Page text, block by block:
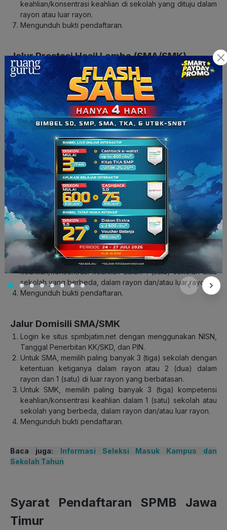
keahlian/konsentrasi keahlian di sekolah yang dituju dalam
rayon atau luar rayon.
Mengunduh bukti pendaftaran.
Jalur Prestasi Hasil Lomba (SMA/SMK)
Login ke situs spmbjatim.net dengan menggunakan NISN,
Tanggal Penerbitan KK/SKD, dan PIN.
Untuk SMA, memilih 1 (satu) sekolah yang dituju dalam
rayon atau luar rayon yang berbatasan.
Untuk SMK, memilih 1 (satu) kompetensi
keahlian/konsentrasi keahlian di sekolah yang dituju dalam
rayon atau luar rayon .
Mengisi data prestasi/penghargaan dan mengunggah
bukti dokumen prestasi/penghargaan.
Mengunduh bukti pendaftaran.
Jalur Nilai Prestasi Akademik (SMA/SMK)
Login ke situs spmbjatim.net dengan menggunakan NISN,
Tanggal Penerbitan KK/SKD, dan PIN.
Untuk SMA, memilih paling banyak 3 (tiga) sekolah dengan
ketentuan ketiganya dalam rayon atau 2 (dua) dalam
rayon dan 1 (satu) di luar rayon yang berbatasan.
Untuk SMK, memilih paling banyak 3 (tiga) kompetensi
keahlian/konsentrasi keahlian dalam 1 (satu) sekolah atau
sekolah yang berbeda, dalam rayon dan/atau luar rayon.
Mengunduh bukti pendaftaran.
Jalur Domisili SMA/SMK
Login ke situs spmbjatim.net dengan menggunakan NISN,
Tanggal Penerbitan KK/SKD, dan PIN.
Untuk SMA, memilih paling banyak 3 (tiga) sekolah dengan
ketentuan ketiganya dalam rayon atau 2 (dua) dalam
rayon dan 1 (satu) di luar rayon yang berbatasan.
Untuk SMK, memilih paling banyak 3 (tiga) kompetensi
keahlian/konsentrasi keahlian dalam 1 (satu) sekolah atau
sekolah yang berbeda, dalam rayon dan/atau luar rayon.
Mengunduh bukti pendaftaran.
Baca juga:
Informasi Seleksi Masuk Kampus dan
Sekolah Tahun
Syarat Pendaftaran SPMB Jawa
Timur